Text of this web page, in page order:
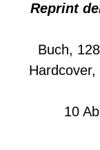
Reprint
Buch,
10